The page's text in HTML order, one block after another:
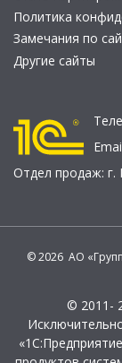
Политика
Замечания по
Другие сайты
Отдел продаж: г.
© 2026 АО
© 2011-